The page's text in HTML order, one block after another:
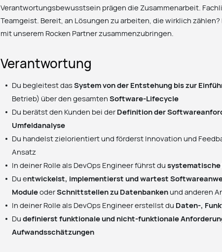
Verantwortungsbewusstsein prägen die Zusammenarbeit.
Teamgeist. Bereit, an Lösungen zu arbeiten, die wirklich
mit unserem Rocken Partner zusammenzubringen.
Verantwortung
Du begleitest dasSystem von der Entstehung bis zur
Betrieb) über den gesamtenSoftware-Lifecycle
Du berätst den Kunden bei der Definition der
Umfeldanalyse
Du handelst zielorientiert und förderst Innovation und
Ansatz
In deiner Rolle als DevOps Engineer führst du
Du entwickelst, implementierst und wartest
ModuleoderSchnittstellen zu Datenbanken und anderen
In deiner Rolle als DevOps Engineer erstellst du Daten-,
Du definierst funktionale und nicht-funktionale
Aufwandsschätzungen